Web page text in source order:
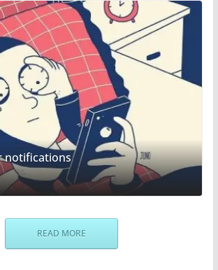
notifications
READ MORE